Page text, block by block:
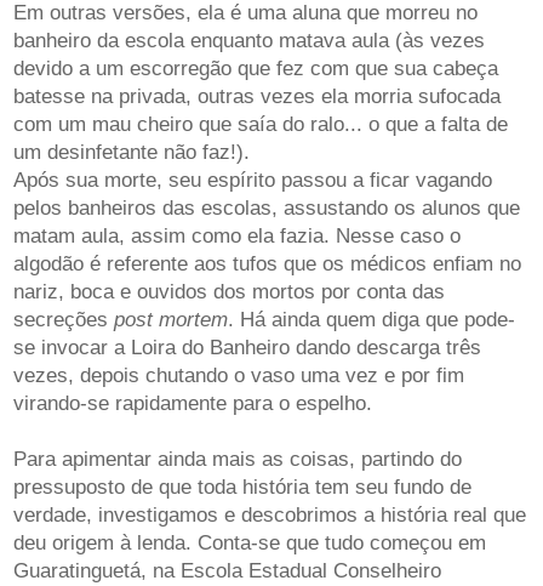
Em outras versões, ela é uma aluna que morreu no
banheiro da escola enquanto matava aula (às vezes
devido a um escorregão que fez com que sua cabeça
batesse na privada, outras vezes ela morria sufocada
com um mau cheiro que saía do ralo... o que a falta de
um desinfetante não faz!).
Após sua morte, seu espírito passou a ficar vagando
pelos banheiros das escolas, assustando os alunos que
matam aula, assim como ela fazia. Nesse caso o
algodão é referente aos tufos que os médicos enfiam no
nariz, boca e ouvidos dos mortos por conta das
secreções post mortem. Há ainda quem diga que pode-
se invocar a Loira do Banheiro dando descarga três
vezes, depois chutando o vaso uma vez e por fim
virando-se rapidamente para o espelho.
Para apimentar ainda mais as coisas, partindo do
pressuposto de que toda história tem seu fundo de
verdade, investigamos e descobrimos a história real que
deu origem à lenda. Conta-se que tudo começou em
Guaratinguetá, na Escola Estadual Conselheiro